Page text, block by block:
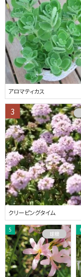
アロマティカス
クリーピングタイム
球根